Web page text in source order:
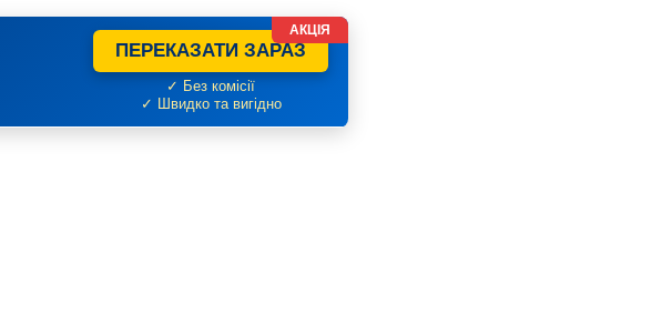
ПЕРЕКАЗАТИ ЗАРАЗ
✓ Без комісії
✓ Швидко та вигідно
АКЦІЯ